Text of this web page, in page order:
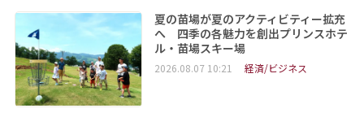
夏の苗場が夏のアクティビティー拡充
へ 四季の各魅力を創出プリンスホテ
ル・苗場スキー場
2026.08.07 10:21 経済/ビジネス